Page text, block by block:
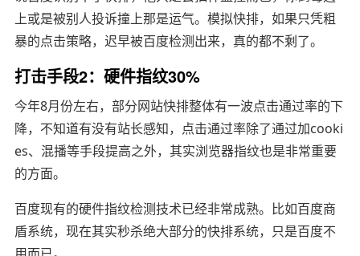
上或是被别人投诉撞上那是运气。模拟快排，如果只凭粗
暴的点击策略，迟早被百度检测出来，真的都不剩了。
打击手段2：硬件指纹30%
今年8月份左右，部分网站快排整体有一波点击通过率的下
降，不知道有没有站长感知， 点击通过率除了通过加cooki
es、混播等手段提高之外，其实浏览器指纹也是非常重要
的方面。
百度现有的硬件指纹检测技术已经非常成熟。 比如百度商
盾系统，现在其实秒杀绝大部分的快排系统，只是百度不